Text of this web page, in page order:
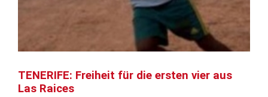
TENERIFE: Freiheit für die ersten vier aus
Las Raices